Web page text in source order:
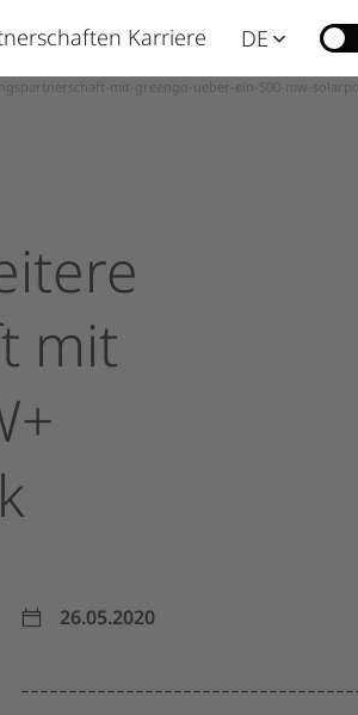
Karriere DE
mit-greengo-ueber-ein-500-mw-
mit
26.05.2020